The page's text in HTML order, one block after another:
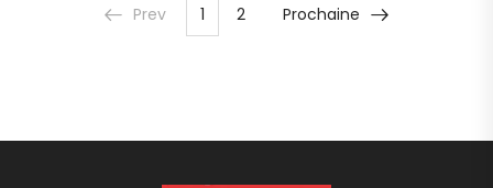
Prev 1 2 Prochaine